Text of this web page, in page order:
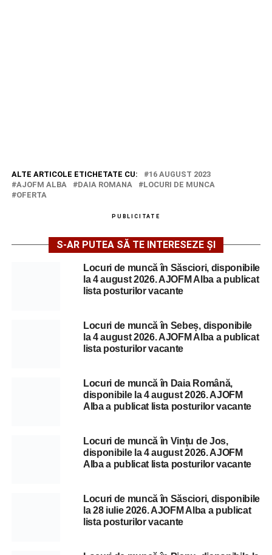
ALTE ARTICOLE ETICHETATE CU:
16 AUGUST 2023
AJOFM ALBA
DAIA ROMANA
LOCURI DE MUNCA
OFERTA
PUBLICITATE
S-AR PUTEA SĂ TE INTERESEZE ȘI
Locuri de muncă în Săsciori, disponibile
la 4 august 2026. AJOFM Alba a publicat
lista posturilor vacante
Locuri de muncă în Sebeș, disponibile
la 4 august 2026. AJOFM Alba a publicat
lista posturilor vacante
Locuri de muncă în Daia Română,
disponibile la 4 august 2026. AJOFM
Alba a publicat lista posturilor vacante
Locuri de muncă în Vințu de Jos,
disponibile la 4 august 2026. AJOFM
Alba a publicat lista posturilor vacante
Locuri de muncă în Săsciori, disponibile
la 28 iulie 2026. AJOFM Alba a publicat
lista posturilor vacante